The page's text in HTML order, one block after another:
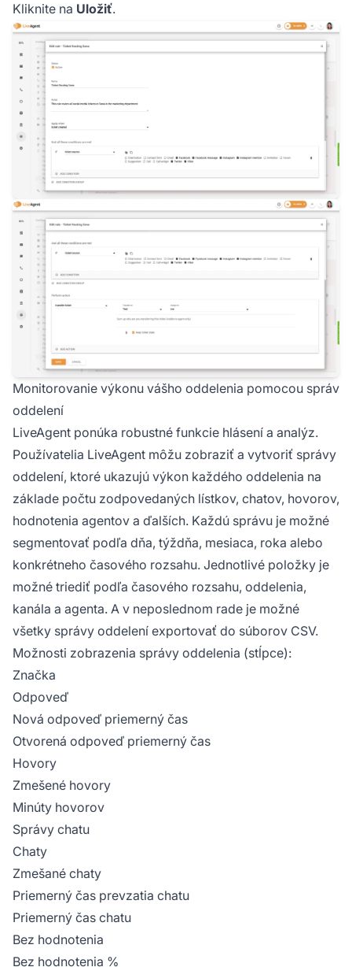
Kliknite na Uložiť.
Monitorovanie výkonu vášho oddelenia pomocou správ
oddelení
LiveAgent ponúka robustné funkcie hlásení a analýz.
Používatelia LiveAgent môžu zobraziť a vytvoriť správy
oddelení, ktoré ukazujú výkon každého oddelenia na
základe počtu zodpovedaných lístkov, chatov, hovorov,
hodnotenia agentov a ďalších. Každú správu je možné
segmentovať podľa dňa, týždňa, mesiaca, roka alebo
konkrétneho časového rozsahu. Jednotlivé položky je
možné triediť podľa časového rozsahu, oddelenia,
kanála a agenta. A v neposlednom rade je možné
všetky správy oddelení exportovať do súborov CSV.
Možnosti zobrazenia správy oddelenia (stĺpce):
Značka
Odpoveď
Nová odpoveď priemerný čas
Otvorená odpoveď priemerný čas
Hovory
Zmešené hovory
Minúty hovorov
Správy chatu
Chaty
Zmešané chaty
Priemerný čas prevzatia chatu
Priemerný čas chatu
Bez hodnotenia
Bez hodnotenia %